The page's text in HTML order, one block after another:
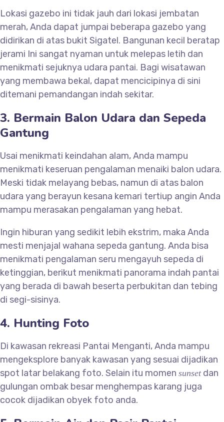
Lokasi gazebo ini tidak jauh dari lokasi jembatan
merah, Anda dapat jumpai beberapa gazebo yang
didirikan di atas bukit Sigatel. Bangunan kecil beratap
jerami Ini sangat nyaman untuk melepas letih dan
menikmati sejuknya udara pantai. Bagi wisatawan
yang membawa bekal, dapat mencicipinya di sini
ditemani pemandangan indah sekitar.
3. Bermain Balon Udara dan Sepeda
Gantung
Usai menikmati keindahan alam, Anda mampu
menikmati keseruan pengalaman menaiki balon udara.
Meski tidak melayang bebas, namun di atas balon
udara yang berayun kesana kemari tertiup angin Anda
mampu merasakan pengalaman yang hebat.
Ingin hiburan yang sedikit lebih ekstrim, maka Anda
mesti menjajal wahana sepeda gantung. Anda bisa
menikmati pengalaman seru mengayuh sepeda di
ketinggian, berikut menikmati panorama indah pantai
yang berada di bawah beserta perbukitan dan tebing
di segi-sisinya.
4. Hunting Foto
Di kawasan rekreasi Pantai Menganti, Anda mampu
mengeksplore banyak kawasan yang sesuai dijadikan
spot latar belakang foto. Selain itu momen sunsetdan
gulungan ombak besar menghempas karang juga
cocok dijadikan obyek foto anda.